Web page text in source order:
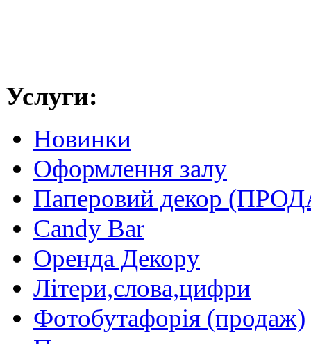
Услуги:
Новинки
Оформлення залу
Паперовий декор
Candy Bar
Оренда Декору
Лiтери,слова,цифри
Фотобутафорiя (продаж)